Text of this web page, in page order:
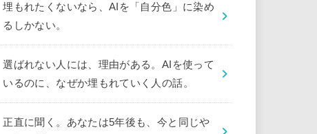
埋もれたくないなら、AIを「自分色」に染め
るしかない。
選ばれない人には、理由がある。AIを使って
いるのに、なぜか埋もれていく人の話。
正直に聞く。あなたは5年後も、今と同じや